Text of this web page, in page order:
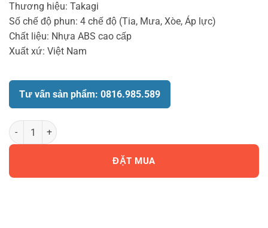
Thương hiệu: Takagi
Số chế độ phun: 4 chế độ (Tia, Mưa, Xòe, Áp lực)
Chất liệu: Nhựa ABS cao cấp
Xuất xứ: Việt Nam
Tư vấn sản phẩm: 0816.985.589
Cần tưới 4 chức năng Takagi G1135BK số lượng
ĐẶT MUA